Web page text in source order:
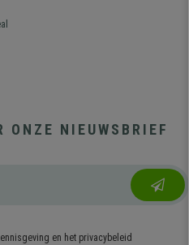
NIEUWSBRIEF
en het privacybeleid